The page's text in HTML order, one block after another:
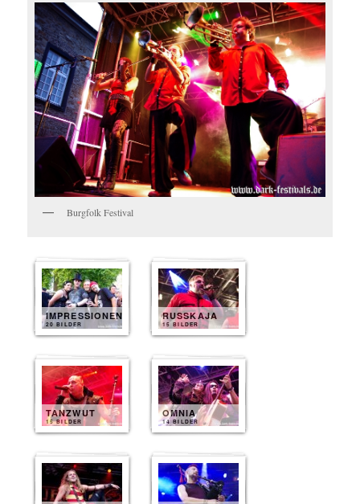
Burgfolk Festival
IMPRESSIONEN
20 BILDER
RUSSKAJA
15 BILDER
TANZWUT
15 BILDER
OMNIA
14 BILDER